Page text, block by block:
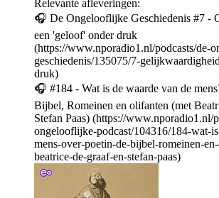
Relevante afleveringen:
🎧 De Ongelooflijke Geschiedenis #7 -
een 'geloof' onder druk
(https://www.nporadio1.nl/podcasts/de-
geschiedenis/135075/7-
druk)
🎧 #184 - Wat is de waarde van de
Bijbel, Romeinen en olifanten (met
Stefan Paas) (https://www.nporadio1.nl/
ongelooflijke-podcast/104316/184-wat-
mens-over-poetin-de-bijbel-romeinen-
beatrice-de-graaf-en-stefan-paas)